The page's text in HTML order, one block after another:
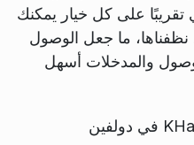
تقريبًا على كل خيار يمكنك
ما جعل الوصول
والمدخلات أسهل